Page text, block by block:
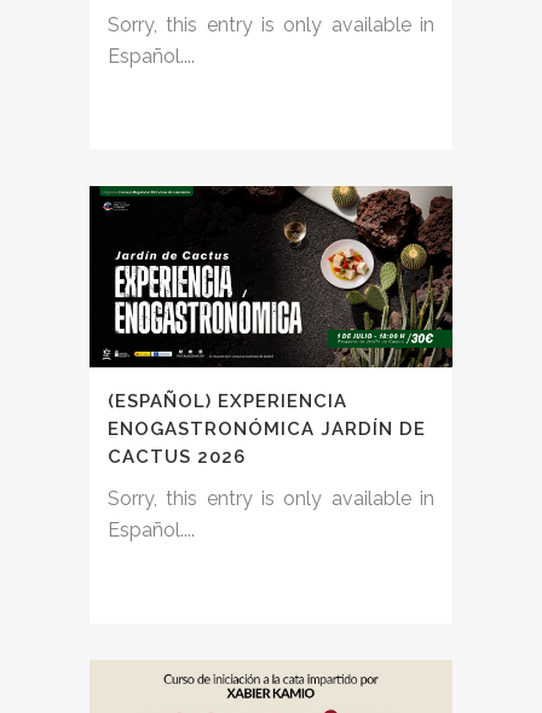
Sorry, this entry is only available in
Español....
(ESPAÑOL) EXPERIENCIA
ENOGASTRONÓMICA JARDÍN DE
CACTUS 2026
Sorry, this entry is only available in
Español....